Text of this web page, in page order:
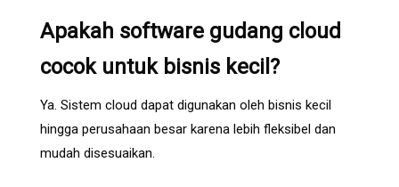
Apakah software gudang cloud
cocok untuk bisnis kecil?
Ya. Sistem cloud dapat digunakan oleh bisnis kecil
hingga perusahaan besar karena lebih fleksibel dan
mudah disesuaikan.